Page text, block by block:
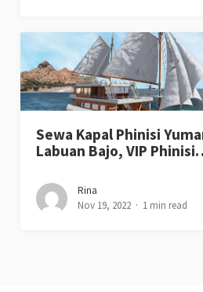
Sewa Kapal Phinisi
Labuan Bajo, VIP
Rina
Nov 19, 2022
1 min read